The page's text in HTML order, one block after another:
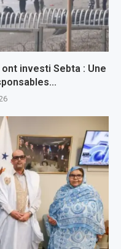
investi Sebta : Une